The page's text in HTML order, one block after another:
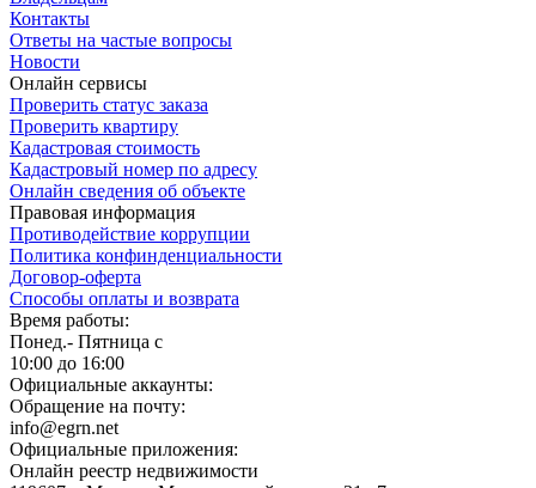
Контакты
Ответы на частые вопросы
Новости
Онлайн сервисы
Проверить статус заказа
Проверить квартиру
Кадастровая стоимость
Кадастровый номер по адресу
Онлайн сведения об объекте
Правовая информация
Противодействие коррупции
Политика конфинденциальности
Договор-оферта
Способы оплаты и возврата
Время работы:
Понед.- Пятница с
10:00 до 16:00
Официальные аккаунты:
Обращение на почту:
info@egrn.net
Официальные приложения:
Онлайн реестр недвижимости